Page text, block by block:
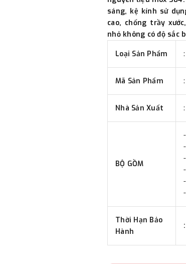
trị hàng + phí vận chuyển theo
bằng phương thức chuyển
- Sau khi có thông tin xác thực
thực hiện đơn hàng theo yêu cầu.
sáng, kệ kính sử
cao, chống trầy
nhỏ không có độ sắc
Loại Sản Phẩm
Mã Sản Phẩm
Nhà Sản Xuất :
BỘ GỒM
Thời Hạn Bảo
Hành